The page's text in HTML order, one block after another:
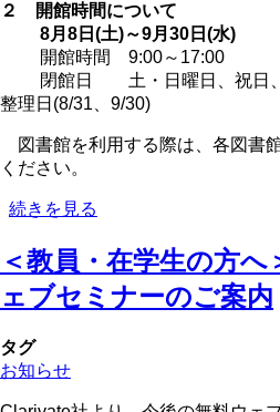
制
い
て
の
２ 開館時間について
8月8日(土)～9月30日(水)
開館時間 9:00～17:00
閉館日 土・日曜日、祝日、
整理日(8/31、9/30)
図書館を利用する際は、各図書
ください。
夏
長
期
貸
と
開
続きを見る
＜教員・在学生の方
ェブセミナーのご案内
タグ
お知らせ